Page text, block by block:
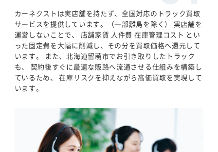
カーネクストは実店舗を持たず、全国対応のトラック買取
サービスを提供しています。（一部離島を除く） 実店舗を
運営しないことで、 店舗家賃 人件費 在庫管理コスト とい
った固定費を大幅に削減し、その分を買取価格へ還元して
います。 また、北海道留萌市でお引き取りしたトラック
も、 契約後すぐに最適な販路へ流通させる仕組みを構築し
ているため、 在庫リスクを抑えながら高価買取を実現して
います。